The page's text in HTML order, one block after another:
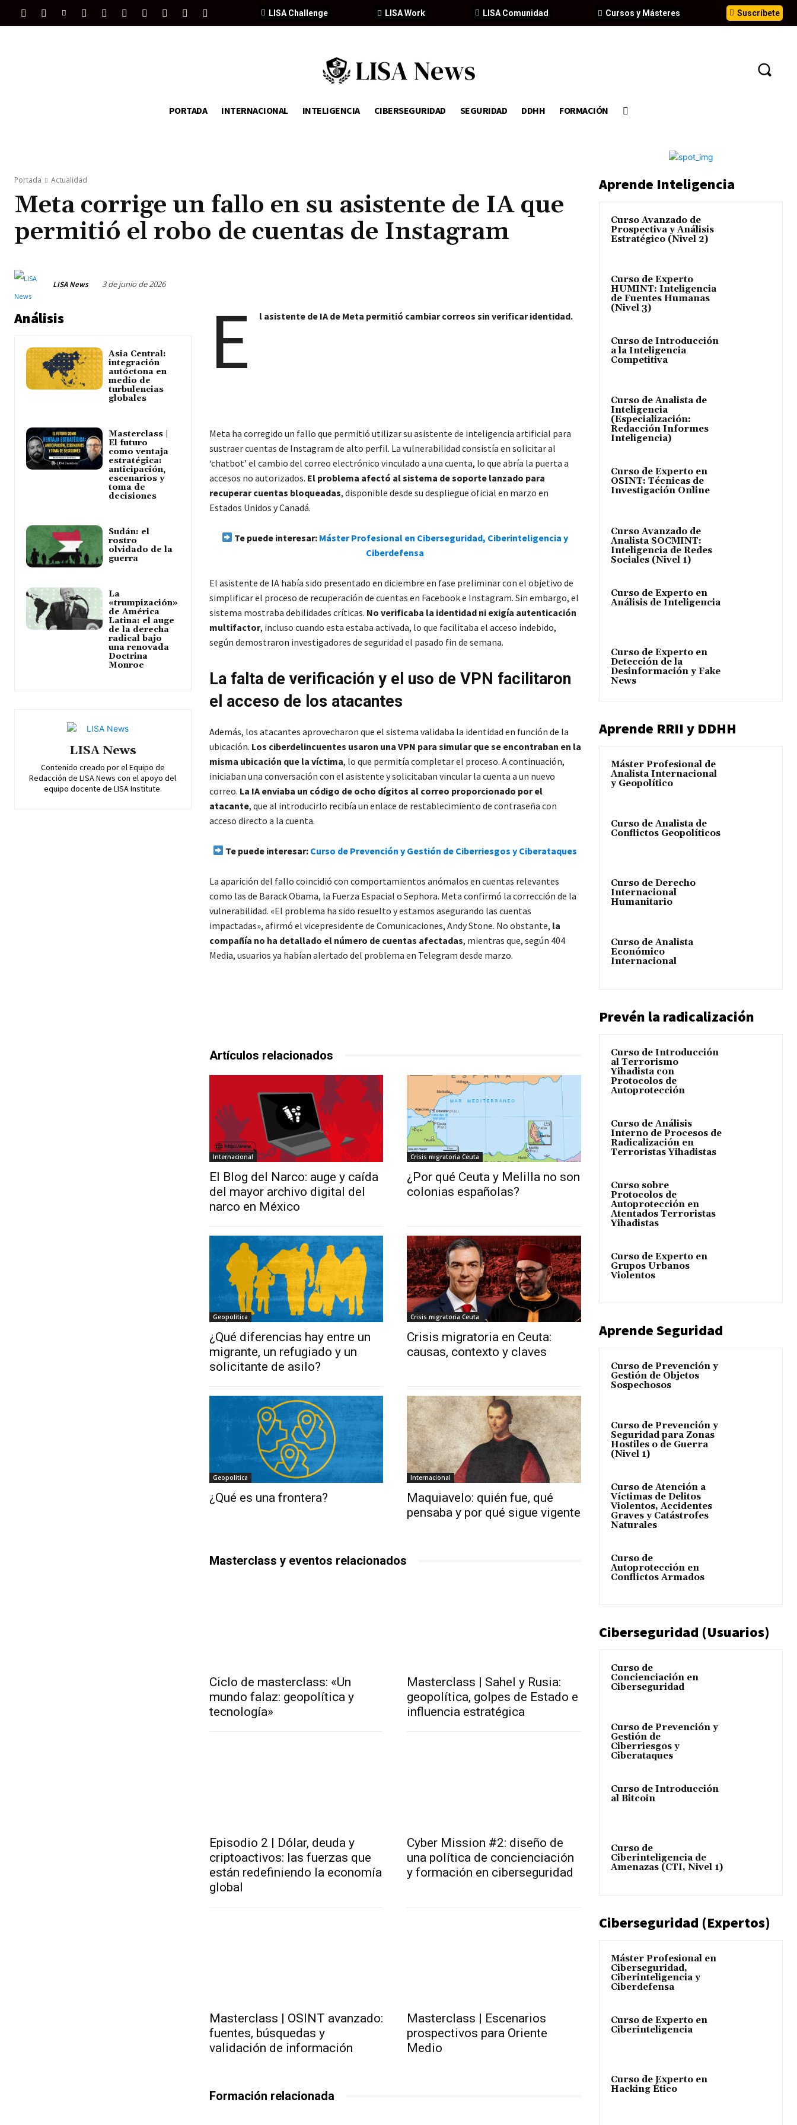
Suscríbete
Cursos y Másteres
LISA Comunidad
LISA Work
LISA Challenge
PORTADA INTERNACIONAL INTELIGENCIA CIBERSEGURIDAD SEGURIDAD DDHH FORMACIÓN
Portada Actualidad
Meta corrige un fallo en su asistente de IA que
permitió el robo de cuentas de Instagram
LISA News 3 de junio de 2026
Análisis
Asia Central:
integración
autóctona en
medio de
turbulencias
globales
Masterclass |
El futuro
como ventaja
estratégica:
anticipación,
escenarios y
toma de
decisiones
Sudán: el
rostro
olvidado de la
guerra
La
«trumpización»
de América
Latina: el auge
de la derecha
radical bajo
una renovada
Doctrina
Monroe
LISA News
Contenido creado por el Equipo de
Redacción de LISA News con el apoyo del
equipo docente de LISA Institute.
E l asistente de IA de Meta permitió cambiar correos sin verificar identidad.
Meta ha corregido un fallo que permitió utilizar su asistente de inteligencia artificial para
sustraer cuentas de Instagram de alto perfil. La vulnerabilidad consistía en solicitar al
‘chatbot’ el cambio del correo electrónico vinculado a una cuenta, lo que abría la puerta a
accesos no autorizados. El problema afectó al sistema de soporte lanzado para
recuperar cuentas bloqueadas, disponible desde su despliegue oficial en marzo en
Estados Unidos y Canadá.
Te puede interesar: Máster Profesional en Ciberseguridad, Ciberinteligencia y
Ciberdefensa
El asistente de IA había sido presentado en diciembre en fase preliminar con el objetivo de
simplificar el proceso de recuperación de cuentas en Facebook e Instagram. Sin embargo, el
sistema mostraba debilidades críticas. No verificaba la identidad ni exigía autenticación
multifactor, incluso cuando esta estaba activada, lo que facilitaba el acceso indebido,
según demostraron investigadores de seguridad el pasado fin de semana.
La falta de verificación y el uso de VPN facilitaron
el acceso de los atacantes
Además, los atacantes aprovecharon que el sistema validaba la identidad en función de la
ubicación. Los ciberdelincuentes usaron una VPN para simular que se encontraban en la
misma ubicación que la víctima, lo que permitía completar el proceso. A continuación,
iniciaban una conversación con el asistente y solicitaban vincular la cuenta a un nuevo
correo. La IA enviaba un código de ocho dígitos al correo proporcionado por el
atacante, que al introducirlo recibía un enlace de restablecimiento de contraseña con
acceso directo a la cuenta.
Te puede interesar: Curso de Prevención y Gestión de Ciberriesgos y Ciberataques
La aparición del fallo coincidió con comportamientos anómalos en cuentas relevantes
como las de Barack Obama, la Fuerza Espacial o Sephora. Meta confirmó la corrección de la
vulnerabilidad. «El problema ha sido resuelto y estamos asegurando las cuentas
impactadas», afirmó el vicepresidente de Comunicaciones, Andy Stone. No obstante, la
compañía no ha detallado el número de cuentas afectadas, mientras que, según 404
Media, usuarios ya habían alertado del problema en Telegram desde marzo.
Artículos relacionados
Internacional
El Blog del Narco: auge y caída
del mayor archivo digital del
narco en México
Crisis migratoria Ceuta
¿Por qué Ceuta y Melilla no son
colonias españolas?
Geopolítica
¿Qué diferencias hay entre un
migrante, un refugiado y un
solicitante de asilo?
Crisis migratoria Ceuta
Crisis migratoria en Ceuta:
causas, contexto y claves
Geopolítica
¿Qué es una frontera?
Internacional
Maquiavelo: quién fue, qué
pensaba y por qué sigue vigente
Masterclass y eventos relacionados
Ciclo de masterclass: «Un
mundo falaz: geopolítica y
tecnología»
Masterclass | Sahel y Rusia:
geopolítica, golpes de Estado e
influencia estratégica
Episodio 2 | Dólar, deuda y
criptoactivos: las fuerzas que
están redefiniendo la economía
global
Cyber Mission #2: diseño de
una política de concienciación
y formación en ciberseguridad
Masterclass | OSINT avanzado:
fuentes, búsquedas y
validación de información
Masterclass | Escenarios
prospectivos para Oriente
Medio
Formación relacionada
Aprende Inteligencia
Curso Avanzado de
Prospectiva y Análisis
Estratégico (Nivel 2)
Curso de Experto
HUMINT: Inteligencia
de Fuentes Humanas
(Nivel 3)
Curso de Introducción
a la Inteligencia
Competitiva
Curso de Analista de
Inteligencia
(Especialización:
Redacción Informes
Inteligencia)
Curso de Experto en
OSINT: Técnicas de
Investigación Online
Curso Avanzado de
Analista SOCMINT:
Inteligencia de Redes
Sociales (Nivel 1)
Curso de Experto en
Análisis de Inteligencia
Curso de Experto en
Detección de la
Desinformación y Fake
News
Aprende RRII y DDHH
Máster Profesional de
Analista Internacional
y Geopolítico
Curso de Analista de
Conflictos Geopolíticos
Curso de Derecho
Internacional
Humanitario
Curso de Analista
Económico
Internacional
Prevén la radicalización
Curso de Introducción
al Terrorismo
Yihadista con
Protocolos de
Autoprotección
Curso de Análisis
Interno de Procesos de
Radicalización en
Terroristas Yihadistas
Curso sobre
Protocolos de
Autoprotección en
Atentados Terroristas
Yihadistas
Curso de Experto en
Grupos Urbanos
Violentos
Aprende Seguridad
Curso de Prevención y
Gestión de Objetos
Sospechosos
Curso de Prevención y
Seguridad para Zonas
Hostiles o de Guerra
(Nivel 1)
Curso de Atención a
Víctimas de Delitos
Violentos, Accidentes
Graves y Catástrofes
Naturales
Curso de
Autoprotección en
Conflictos Armados
Ciberseguridad (Usuarios)
Curso de
Concienciación en
Ciberseguridad
Curso de Prevención y
Gestión de
Ciberriesgos y
Ciberataques
Curso de Introducción
al Bitcoin
Curso de
Ciberinteligencia de
Amenazas (CTI, Nivel 1)
Ciberseguridad (Expertos)
Máster Profesional en
Ciberseguridad,
Ciberinteligencia y
Ciberdefensa
Curso de Experto en
Ciberinteligencia
Curso de Experto en
Hacking Ético